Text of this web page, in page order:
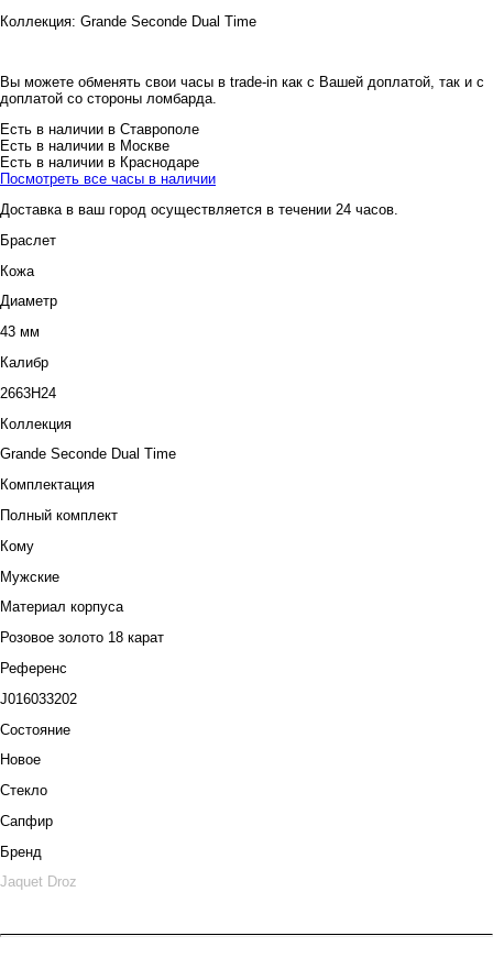
Коллекция: Grande Seconde Dual Time
Вы можете обменять свои часы в trade-in как с Вашей доплатой, так и с
доплатой со стороны ломбарда.
Есть в наличии в Ставрополе
Есть в наличии в Москве
Есть в наличии в Краснодаре
Посмотреть все часы в наличии
Доставка в ваш город осуществляется в течении 24 часов.
Браслет
Кожа
Диаметр
43 мм
Калибр
2663H24
Коллекция
Grande Seconde Dual Time
Комплектация
Полный комплект
Кому
Мужские
Материал корпуса
Розовое золото 18 карат
Референс
J016033202
Состояние
Новое
Стекло
Сапфир
Бренд
Jaquet Droz